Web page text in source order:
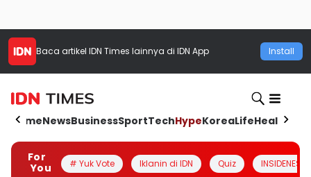
Baca artikel IDN Times lainnya di IDN App Install
HomeNewsBusinessSportTechHypeKoreaLifeHealth
For
You
# Yuk Vote Iklanin di IDN Quiz INSIDENESIA